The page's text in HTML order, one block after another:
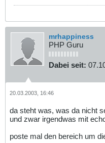
mrhappiness
PHP Guru
Dabei seit:
20.03.2003, 16:46
da steht was, was da nicht
und zwar irgendwas mit
poste mal den bereich um